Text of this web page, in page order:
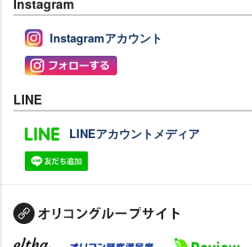
Instagram
Instagramアカウント
LINE
LINEアカウントメディア